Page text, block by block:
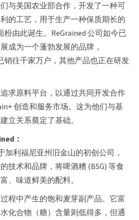
与美国农业部合作，开发了一种可
的工艺，用于生产一种保质期长的
粉由此诞生。ReGrained 公司如今已
成为一个蓬勃发展的品牌，
销往千家万户，其他产品也正在研发
求原料平台，以通过共同开发合作
创造和服务市场。这为他们与基
立关系奠定了基础。
：
加利福尼亚州旧金山的初创公司，
技术和品牌，将啤酒糟 (BSG) 等食
、味道鲜美的配料。
程中产生的饱和麦芽副产品。它富
化合物（糖）含量则低得多，但通